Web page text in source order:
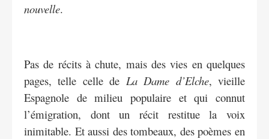
nouvelle.
Pas de récits à chute, mais des vies en quelques
pages, telle celle de La Dame d’Elche, vieille
Espagnole de milieu populaire et qui connut
l’émigration, dont un récit restitue la voix
inimitable. Et aussi des tombeaux, des poèmes en